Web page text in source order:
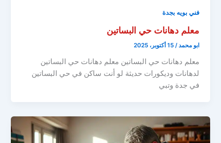
فني بويه بجدة
معلم دهانات حي البساتين
ابو محمد/15 أكتوبر، 2025
معلم دهانات حي البساتين معلم دهانات حي البساتين
لدهانات وديكورات حديثة لو أنت ساكن في حي البساتين
في جدة وتبي